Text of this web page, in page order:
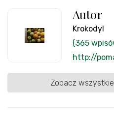
Autor
Krokodyl
(365
http://
Zobacz